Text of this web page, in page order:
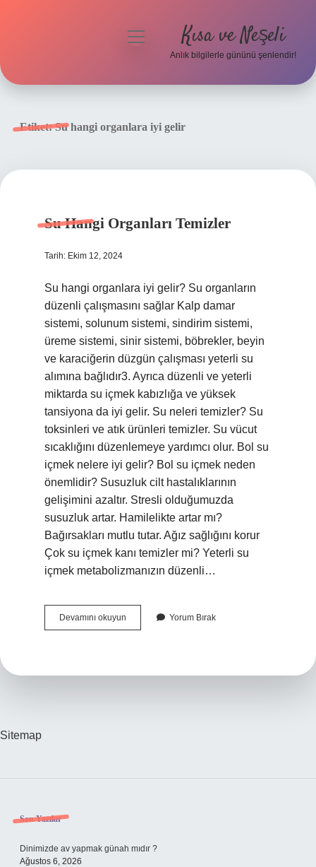
menüyü
Kısa ve Neşeli
Anlık bilgilerle gününü şenlendir!
Etiket:Su hangi organlara iyi gelir
Su Hangi Organları Temizler
Tarih: Ekim 12, 2024
Su hangi organlara iyi gelir? Su organların
düzenli çalışmasını sağlar Kalp damar
sistemi, solunum sistemi, sindirim sistemi,
üreme sistemi, sinir sistemi, böbrekler, beyin
ve karaciğerin düzgün çalışması yeterli su
alımına bağlıdır3. Ayrıca düzenli ve yeterli
miktarda su içmek kabızlığa ve yüksek
tansiyona da iyi gelir. Su neleri temizler? Su
toksinleri ve atık ürünleri temizler. Su vücut
sıcaklığını düzenlemeye yardımcı olur. Bol su
içmek nelere iyi gelir? Bol su içmek neden
önemlidir? Susuzluk cilt hastalıklarının
gelişimini azaltır. Stresli olduğumuzda
susuzluk artar. Hamilelikte artar mı?
Bağırsakları mutlu tutar. Ağız sağlığını korur
Çok su içmek kanı temizler mi? Yeterli su
içmek metabolizmanızın düzenli…
Devamını okuyun
Hangi
Yorum Bırak
Sitemap
Sidebar
Son Yazılar
Dinimizde av yapmak günah mıdır ?
Ağustos 6, 2026